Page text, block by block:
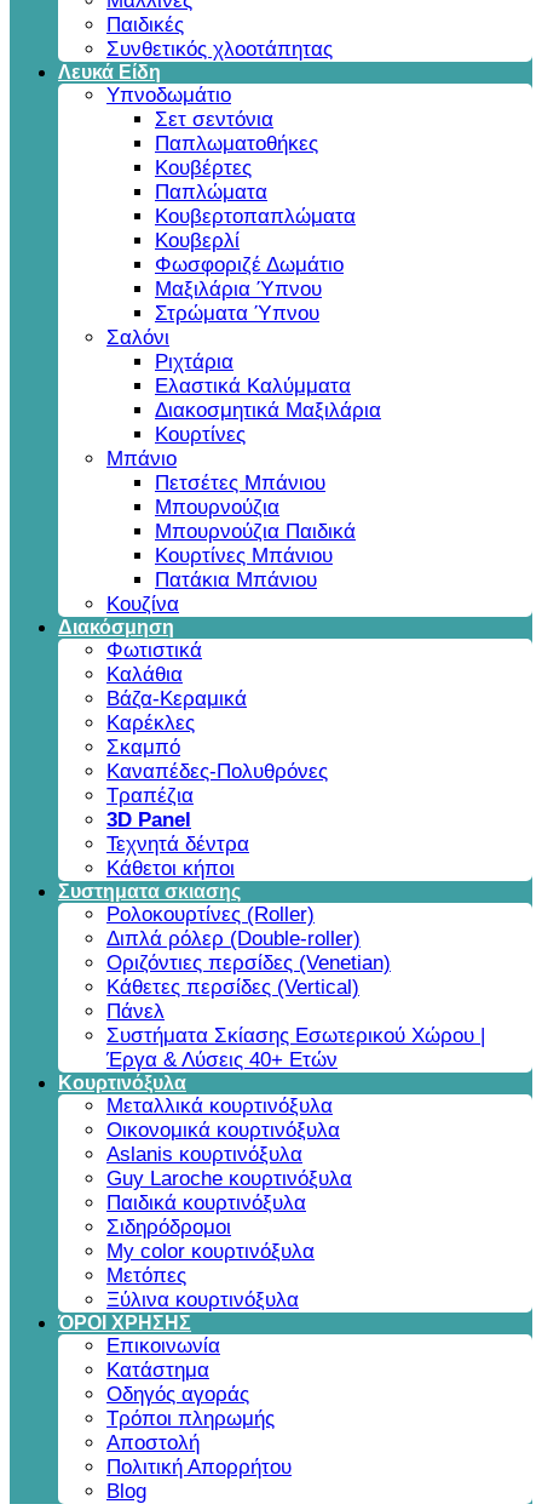
Παιδικές
Συνθετικός χλοοτάπητας
Λευκά Είδη
Υπνοδωμάτιο
Σετ σεντόνια
Παπλωματοθήκες
Κουβέρτες
Παπλώματα
Κουβερτοπαπλώματα
Κουβερλί
Φωσφοριζέ Δωμάτιο
Μαξιλάρια Ύπνου
Στρώματα Ύπνου
Σαλόνι
Ριχτάρια
Ελαστικά Καλύμματα
Διακοσμητικά Μαξιλάρια
Κουρτίνες
Μπάνιο
Πετσέτες Μπάνιου
Μπουρνούζια
Μπουρνούζια Παιδικά
Κουρτίνες Μπάνιου
Πατάκια Μπάνιου
Κουζίνα
Διακόσμηση
Φωτιστικά
Καλάθια
Βάζα-Κεραμικά
Καρέκλες
Σκαμπό
Καναπέδες-Πολυθρόνες
Τραπέζια
3D Panel
Τεχνητά δέντρα
Κάθετοι κήποι
Συστηματα σκιασης
Ρολοκουρτίνες (Roller)
Διπλά ρόλερ (Double-roller)
Οριζόντιες περσίδες (Venetian)
Κάθετες περσίδες (Vertical)
Πάνελ
Συστήματα Σκίασης Εσωτερικού Χώρου |
Έργα & Λύσεις 40+ Ετών
Κουρτινόξυλα
Μεταλλικά κουρτινόξυλα
Οικονομικά κουρτινόξυλα
Aslanis κουρτινόξυλα
Guy Laroche κουρτινόξυλα
Παιδικά κουρτινόξυλα
Σιδηρόδρομοι
My color κουρτινόξυλα
Μετόπες
Ξύλινα κουρτινόξυλα
ΌΡΟΙ ΧΡΗΣΗΣ
Επικοινωνία
Κατάστημα
Οδηγός αγοράς
Τρόποι πληρωμής
Αποστολή
Πολιτική Απορρήτου
Blog